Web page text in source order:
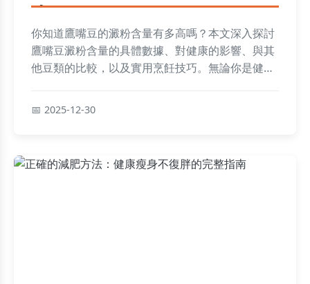
南
你知道鷹嘴豆的澱粉含量有多高嗎？本文深入探討
鷹嘴豆澱粉含量的具體數據、對健康的影響、與其
他豆類的比較，以及實用烹飪技巧。無論你是健身
2025-12-30